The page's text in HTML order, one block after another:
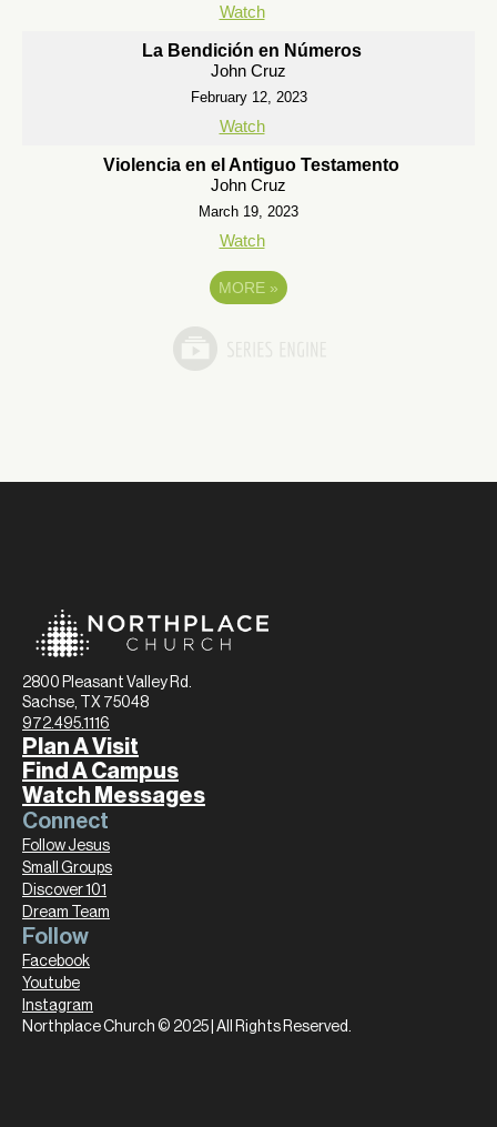
Watch
La Bendición en Números
John Cruz
February 12, 2023
Watch
Violencia en el Antiguo Testamento
John Cruz
March 19, 2023
Watch
MORE »
2800 Pleasant Valley Rd.
Sachse, TX 75048
972.495.1116
Plan A Visit
Find A Campus
Watch Messages
Connect
Follow Jesus
Small Groups
Discover 101
Dream Team
Follow
Facebook
Youtube
Instagram
Northplace Church © 2025 | All Rights Reserved.